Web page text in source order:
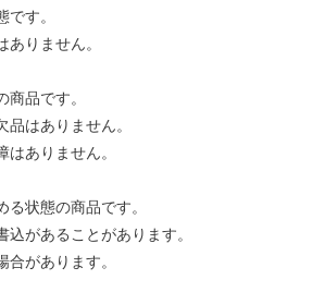
す。
りません。
品です。
はありません。
ありません。
状態の商品です。
があることがあります。
があります。